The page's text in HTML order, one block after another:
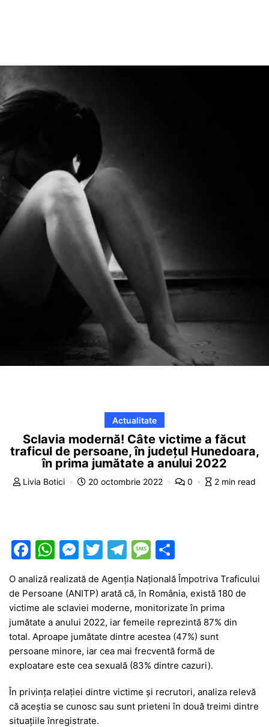
Actualitate
Sclavia modernă! Câte victime a făcut
traficul de persoane, în județul Hunedoara,
în prima jumătate a anului 2022
Livia Botici 20 octombrie 2022 0 2 min read
F
a
c
e
b
o
o
k
W
at
s
A
p
p
M
s
s
e
n
g
er
T
itt
er
T
el
e
gr
a
m
M
e
s
s
a
g
e
ar
ta
je
a
z
ă
O analiză realizată de Agenția Națională Împotriva Traficului
de Persoane (ANITP) arată că, în România, există 180 de
victime ale sclaviei moderne, monitorizate în prima
jumătate a anului 2022, iar femeile reprezintă 87% din
total. Aproape jumătate dintre acestea (47%) sunt
persoane minore, iar cea mai frecventă formă de
exploatare este cea sexuală (83% dintre cazuri).
În privința relației dintre victime și recrutori, analiza relevă
că aceștia se cunosc sau sunt prieteni în două treimi dintre
situațiile înregistrate.